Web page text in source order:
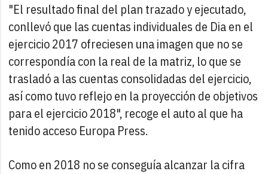
"El resultado final del plan trazado y ejecutado,
conllevó que las cuentas individuales de Dia en el
ejercicio 2017 ofreciesen una imagen que no se
correspondía con la real de la matriz, lo que se
trasladó a las cuentas consolidadas del ejercicio,
así como tuvo reflejo en la proyección de objetivos
para el ejercicio 2018", recoge el auto al que ha
tenido acceso Europa Press.
Como en 2018 no se conseguía alcanzar la cifra